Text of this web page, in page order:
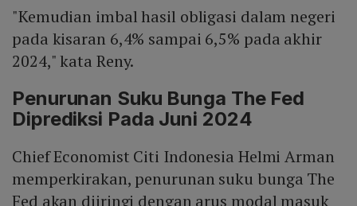
"Kemudian imbal hasil obligasi dalam negeri
pada kisaran 6,4% sampai 6,5% pada akhir
2024," kata Reny.
Penurunan Suku Bunga The Fed
Diprediksi Pada Juni 2024
Chief Economist Citi Indonesia Helmi Arman
memperkirakan, penurunan suku bunga The
Fed akan diiringi dengan arus modal masuk